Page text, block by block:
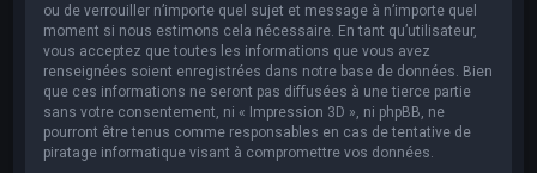
ou de verrouiller n’importe quel sujet et message à n’importe quel
moment si nous estimons cela nécessaire. En tant qu’utilisateur,
vous acceptez que toutes les informations que vous avez
renseignées soient enregistrées dans notre base de données. Bien
que ces informations ne seront pas diffusées à une tierce partie
sans votre consentement, ni « Impression 3D », ni phpBB, ne
pourront être tenus comme responsables en cas de tentative de
piratage informatique visant à compromettre vos données.